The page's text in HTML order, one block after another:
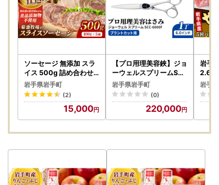
ソーセージ 無添加 スラ
イス 500g 詰め合わせ
岩手町 菊池牧場 牛肉 豚
肉
岩手県岩手町
(2)
15,000
【プロ用理美容鋏】ジョ
ーウェルスプリームSC
C-6000F(6.0インチ)
鋏 ハサミ 理美容 カット
プロ はさみ 岩手県 岩手
岩手県岩手町
(0)
220,000
岩手
2.6kg
け
岩手